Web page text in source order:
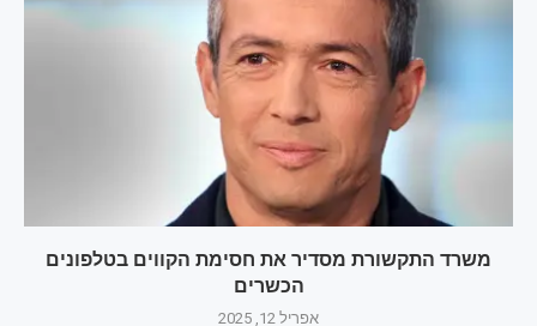
משרד התקשורת מסדיר את חסימת הקווים בטלפונים
הכשרים
אפריל 12, 2025